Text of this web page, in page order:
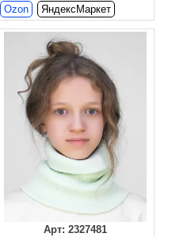
Ozon
ЯндексМаркет
Арт: 2327481